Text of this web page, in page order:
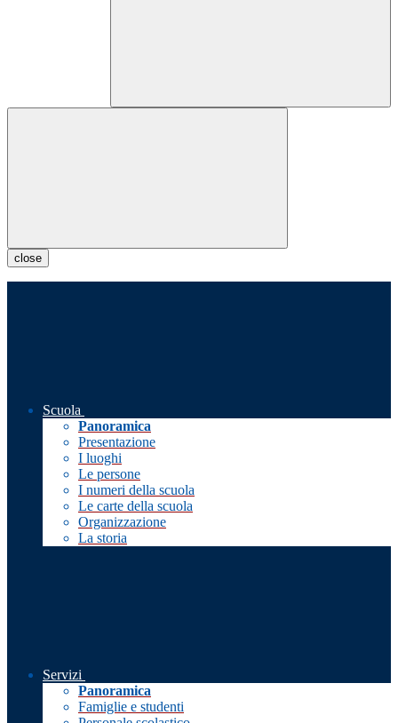
close
Scuola
Panoramica
Presentazione
I luoghi
Le persone
I numeri della scuola
Le carte della scuola
Organizzazione
La storia
Servizi
Panoramica
Famiglie e studenti